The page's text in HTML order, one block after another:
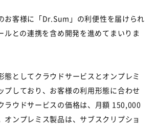
お客様に「Dr.Sum」の利便性を届けられ
ルとの連携を含め開発を進めてまいりま
としてクラウドサービスとオンプレミ
プしており、お客様の利用形態に合わせ
ラウドサービスの価格は、月額 150,000
オンプレミス製品は、サブスクリプショ